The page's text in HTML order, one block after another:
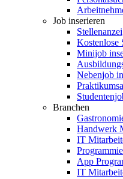
Job inserieren
Kostenlose
Minijob
Nebenjob
Branchen
Handwerk
IT
App
IT